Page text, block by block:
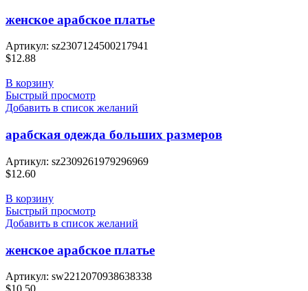
женское арабское платье
Артикул: sz2307124500217941
$12.88
В корзину
Быстрый просмотр
Добавить в список желаний
арабская одежда больших размеров
Артикул: sz2309261979296969
$12.60
В корзину
Быстрый просмотр
Добавить в список желаний
женское арабское платье
Артикул: sw2212070938638338